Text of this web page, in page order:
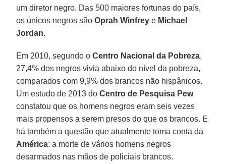
um diretor negro. Das 500 maiores fortunas do país,
os únicos negros sãoOprah Winfrey e Michael
Jordan.
Em 2010, segundo oCentro Nacional da Pobreza,
27,4% dos negros vivia abaixo do nível da pobreza,
comparados com 9,9% dos brancos não hispânicos.
Um estudo de 2013 doCentro de Pesquisa Pew
constatou que os homens negros eram seis vezes
mais propensos a serem presos do que os brancos. E
há também a questão que atualmente toma conta da
América: a morte de vários homens negros
desarmados nas mãos de policiais brancos.